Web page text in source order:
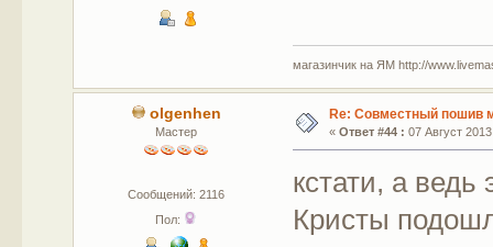
магазинчик на ЯМ http://
olgenhen
Мастер
Сообщений: 2116
Пол:
Re: Совместный пошив
« Ответ #44 : 07 Август
кстати, а
Кристы